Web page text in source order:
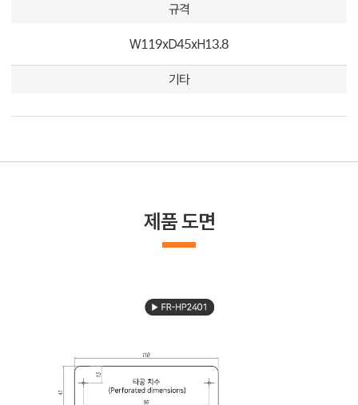
규격
W119xD45xH13.8
기타
제품 도면